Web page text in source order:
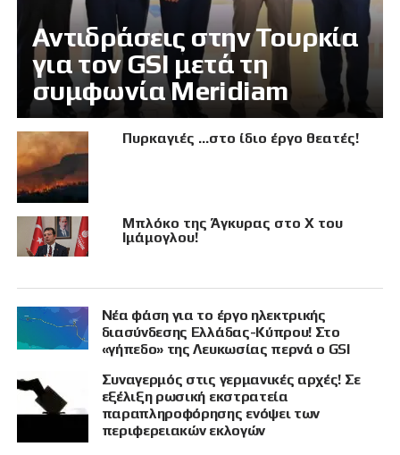
Αντιδράσεις στην Τουρκία
για τον GSI μετά τη
συμφωνία Meridiam
Πυρκαγιές …στο ίδιο έργο θεατές!
Μπλόκο της Άγκυρας στο X του
Ιμάμογλου!
Νέα φάση για το έργο ηλεκτρικής
διασύνδεσης Ελλάδας-Κύπρου! Στο
«γήπεδο» της Λευκωσίας περνά ο GSI
Συναγερμός στις γερμανικές αρχές! Σε
εξέλιξη ρωσική εκστρατεία
παραπληροφόρησης ενόψει των
περιφερειακών εκλογών